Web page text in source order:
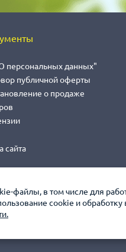
файлы, в том числе для
cookie и
персональных данных"
публичной оферты
о продаже
сайта